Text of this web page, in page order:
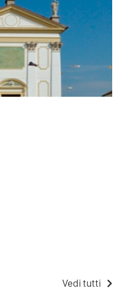
Vedi tutti